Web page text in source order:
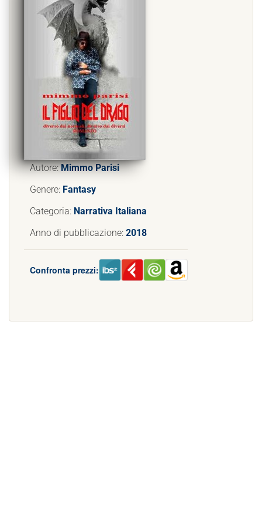
Autore:Mimmo Parisi
Genere: Fantasy
Categoria: Narrativa Italiana
Anno di pubblicazione: 2018
Confronta prezzi: